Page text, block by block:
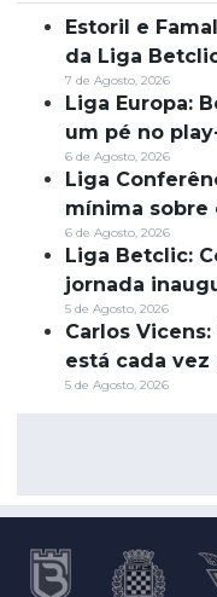
Estoril e
da Liga
7 de Agosto, 2026
Liga Europa:
um pé no
6 de Agosto, 2026
Liga
mínima sobre
6 de Agosto, 2026
Liga Betclic:
jornada
5 de Agosto, 2026
Carlos
está cada vez
5 de Agosto, 2026